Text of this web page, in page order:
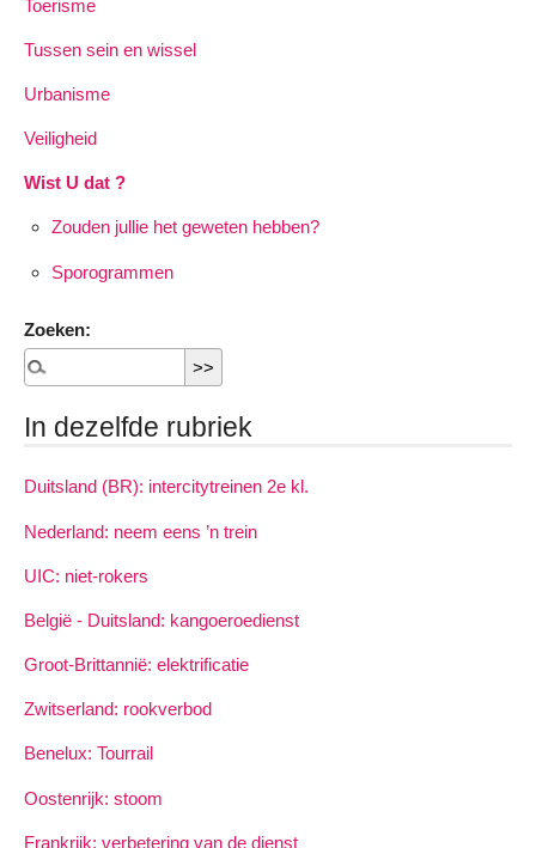
Toerisme
Tussen sein en wissel
Urbanisme
Veiligheid
Wist U dat ?
Zouden jullie het geweten hebben?
Sporogrammen
Zoeken:
In dezelfde rubriek
Duitsland (BR): intercitytreinen 2e kl.
Nederland: neem eens ’n trein
UIC: niet-rokers
België - Duitsland: kangoeroedienst
Groot-Brittannië: elektrificatie
Zwitserland: rookverbod
Benelux: Tourrail
Oostenrijk: stoom
Frankrijk: verbetering van de dienst